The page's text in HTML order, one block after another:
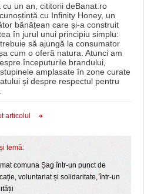
cu un an, cititorii deBanat.ro
cu Infinity Honey, un
bănățean care și-a construit
în jurul unui principiu simplu:
să ajungă la consumator
cum o oferă natura. Atunci am
începuturile brandului,
amplasate în zone curate
și despre respectul pentru
articolul
temă:
comuna Șag într-un punct de
voluntariat și solidaritate, într-un